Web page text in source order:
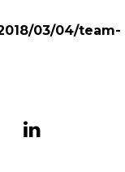
03/04/team-